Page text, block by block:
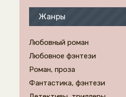
Жанры
Любовный роман
Любовное фэнтези
Роман, проза
Фантастика, фэнтези